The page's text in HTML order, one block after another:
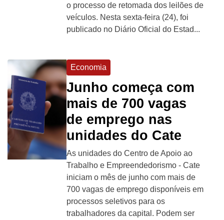
o processo de retomada dos leilões de
veículos. Nesta sexta-feira (24), foi
publicado no Diário Oficial do Estad...
Economia
Junho começa com
mais de 700 vagas
de emprego nas
unidades do Cate
As unidades do Centro de Apoio ao
Trabalho e Empreendedorismo - Cate
iniciam o mês de junho com mais de
700 vagas de emprego disponíveis em
processos seletivos para os
trabalhadores da capital. Podem ser